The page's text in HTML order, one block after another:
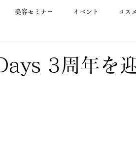
美容セミナー イベント コスメ
3周年を